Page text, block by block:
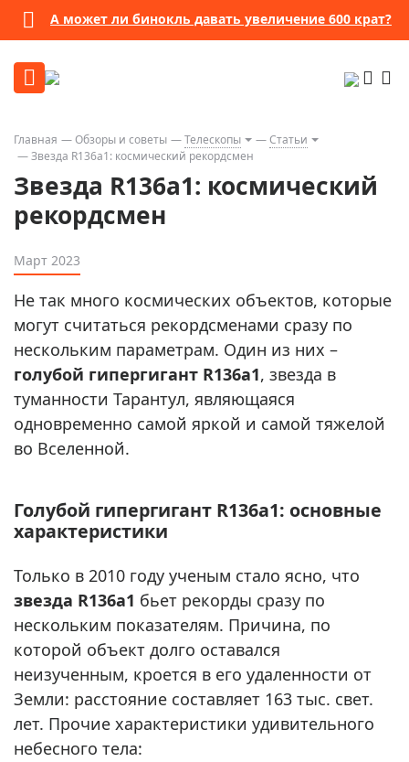
А может ли бинокль давать увеличение 600 крат?
Главная Обзоры и советы Телескопы
Статьи
Звезда R136a1: космический рекордсмен
Звезда R136a1: космический
рекордсмен
Март 2023
Не так много космических объектов, которые
могут считаться рекордсменами сразу по
нескольким параметрам. Один из них –
голубой гипергигант R136a1, звезда в
туманности Тарантул, являющаяся
одновременно самой яркой и самой тяжелой
во Вселенной.
Голубой гипергигант R136a1: основные
характеристики
Только в 2010 году ученым стало ясно, что
звезда R136a1 бьет рекорды сразу по
нескольким показателям. Причина, по
которой объект долго оставался
неизученным, кроется в его удаленности от
Земли: расстояние составляет 163 тыс. свет.
лет. Прочие характеристики удивительного
небесного тела: